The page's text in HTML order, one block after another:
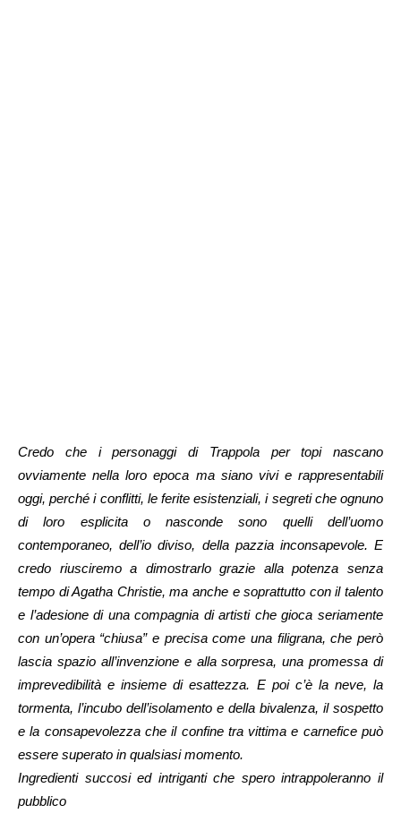
Credo che i personaggi di Trappola per topi nascano
ovviamente nella loro epoca ma siano vivi e rappresentabili
oggi, perché i conflitti, le ferite esistenziali, i segreti che ognuno
di loro esplicita o nasconde sono quelli dell’uomo
contemporaneo, dell’io diviso, della pazzia inconsapevole. E
credo riusciremo a dimostrarlo grazie alla potenza senza
tempo di Agatha Christie, ma anche e soprattutto con il talento
e l’adesione di una compagnia di artisti che gioca seriamente
con un’opera “chiusa” e precisa come una filigrana, che però
lascia spazio all’invenzione e alla sorpresa, una promessa di
imprevedibilità e insieme di esattezza. E poi c’è la neve, la
tormenta, l’incubo dell’isolamento e della bivalenza, il sospetto
e la consapevolezza che il confine tra vittima e carnefice può
essere superato in qualsiasi momento.
Ingredienti succosi ed intriganti che spero intrappoleranno il
pubblico